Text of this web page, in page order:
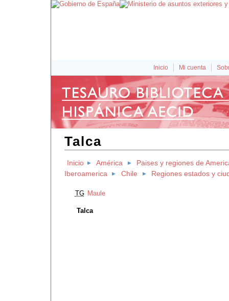
Inicio Mi cuenta
Talca
Inicio América
Paises y regiones de
Iberoamerica
Chile Regiones estados y
TG Maule
Talca